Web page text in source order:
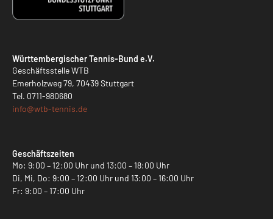
Württembergischer Tennis-Bund e.V.
Geschäftsstelle WTB
Emerholzweg 79, 70439 Stuttgart
Tel. 0711-980680
info@wtb-tennis.de
Geschäftszeiten
Mo: 9:00 – 12:00 Uhr und 13:00 – 18:00 Uhr
Di, Mi, Do: 9:00 – 12:00 Uhr und 13:00 – 16:00 Uhr
Fr: 9:00 – 17:00 Uhr